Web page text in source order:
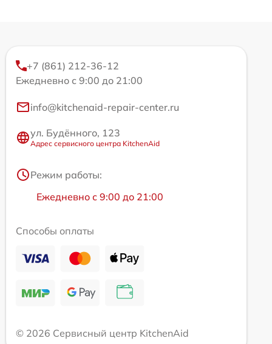
+7 (861) 212-36-12
Ежедневно с 9:00 до 21:00
info@kitchenaid-repair-center.ru
ул. Будённого, 123
Адрес сервисного центра KitchenAid
Режим работы:
Ежедневно с 9:00 до 21:00
Способы оплаты
© 2026 Сервисный центр KitchenAid